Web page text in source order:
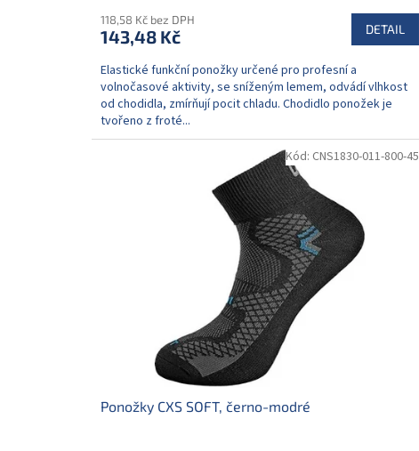
118,58 Kč bez DPH
143,48 Kč DETAIL
Elastické funkční ponožky určené pro profesní a
volnočasové aktivity, se sníženým lemem, odvádí vlhkost
od chodidla, zmírňují pocit chladu. Chodidlo ponožek je
tvořeno z froté...
Ponožky CXS SOFT, černo-modré
Kód: CNS1830-011-800-45